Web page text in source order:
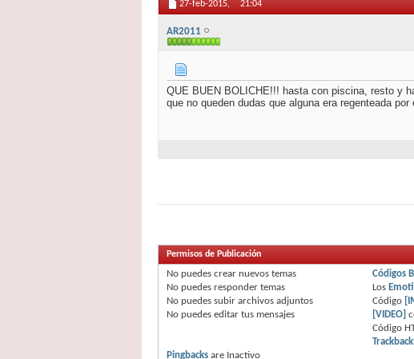
27-feb-2015, 21:04
AR2011
QUE BUEN BOLICHE!!! hasta con piscina, resto y
que no queden dudas que alguna era regenteada
Permisos de Publicación
No puedes crear nuevos temas
No puedes responder temas
No puedes subir archivos adjuntos
No puedes editar tus mensajes
Códigos
Los
Código
[VIDEO]
Código
Pingbacks are Inactivo